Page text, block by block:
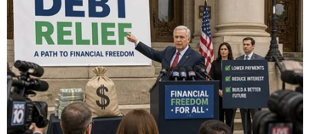
hơi lên cao. Tuy nhiên, thị trường năm nay lại
diễn biến khác thường. Giá lợn hơi từ đầu quý
4/2023 đến nay, không cải thiện, thậm chí còn
giảm sâu so với cùng kỳ năm trước.
Trước những diễn biến không thuận kể trên,
ngành nông nghiệp đã khuyến cáo doanh
nghiệp sản xuất, người chăn nuôi lợn nâng cao